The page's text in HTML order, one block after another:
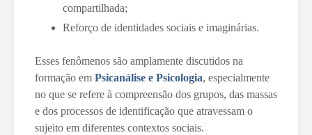
compartilhada;
Reforço de identidades sociais e imaginárias.
Esses fenômenos são amplamente discutidos na
formação em Psicanálise e Psicologia, especialmente
no que se refere à compreensão dos grupos, das massas
e dos processos de identificação que atravessam o
sujeito em diferentes contextos sociais.